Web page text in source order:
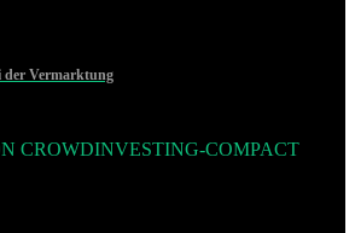
der Vermarktung
CROWDINVESTING-COMPACT